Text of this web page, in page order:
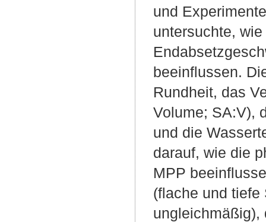
und
untersuchte,
beeinflussen.
Rundheit, das
Volume; SA:V),
und die
darauf, wie die
MPP
(flache und
ungleichmäßig),